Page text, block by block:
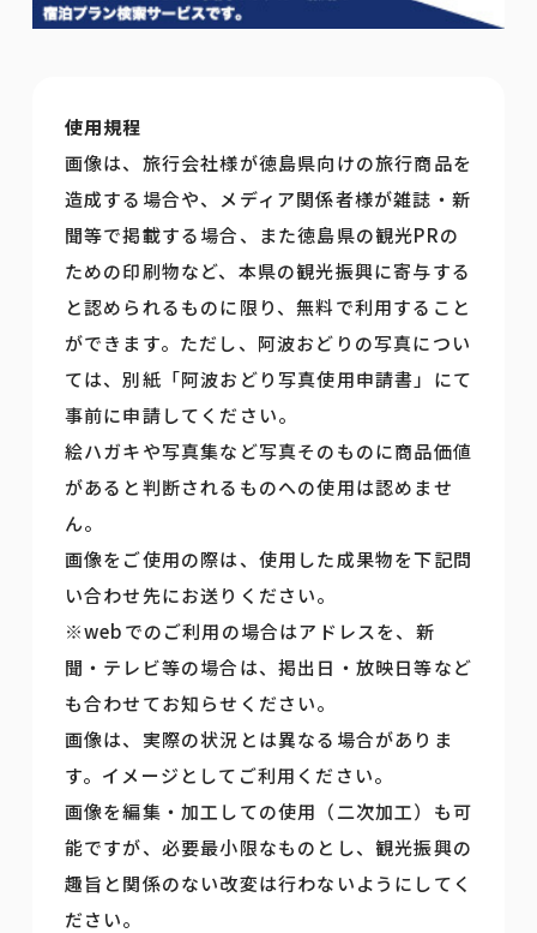
使用規程
画像は、旅行会社様が徳島県向けの旅行商品を
造成する場合や、メディア関係者様が雑誌・新
聞等で掲載する場合、また徳島県の観光PRの
ための印刷物など、本県の観光振興に寄与する
と認められるものに限り、無料で利用すること
ができます。ただし、阿波おどりの写真につい
ては、別紙「阿波おどり写真使用申請書」にて
事前に申請してください。
絵ハガキや写真集など写真そのものに商品価値
があると判断されるものへの使用は認めませ
ん。
画像をご使用の際は、使用した成果物を下記問
い合わせ先にお送りください。
※webでのご利用の場合はアドレスを、新
聞・テレビ等の場合は、掲出日・放映日等など
も合わせてお知らせください。
画像は、実際の状況とは異なる場合がありま
す。イメージとしてご利用ください。
画像を編集・加工しての使用（二次加工）も可
能ですが、必要最小限なものとし、観光振興の
趣旨と関係のない改変は行わないようにしてく
ださい。